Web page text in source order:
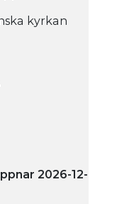
kyrkan
2026-12-